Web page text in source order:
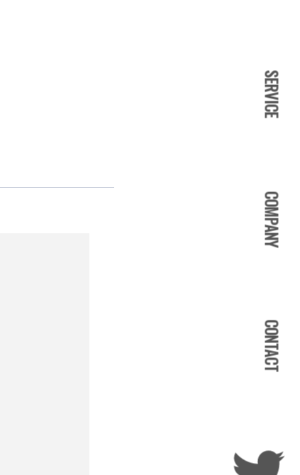
SERVICE
COMPANY
CONTACT